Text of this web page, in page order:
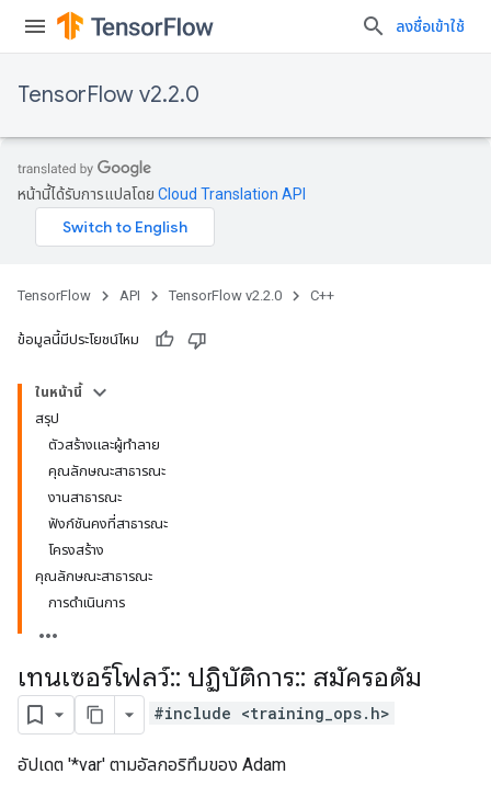
ลงชื่อเข้าใช้
TensorFlow v2.2.0
หน้านี้ได้รับการแปลโดย Cloud Translation API
TensorFlow API TensorFlow v2.2.0 C++
ข้อมูลนี้มีประโยชน์ไหม
ในหน้านี้
สรุป
ตัวสร้างและผู้ทำลาย
คุณลักษณะสาธารณะ
งานสาธารณะ
ฟังก์ชันคงที่สาธารณะ
โครงสร้าง
คุณลักษณะสาธารณะ
การดำเนินการ
เทนเซอร์โฟลว์:: ปฏิบัติการ:: สมัครอดัม
#include <training_ops.h>
อัปเดต '*var' ตามอัลกอริทึมของ Adam